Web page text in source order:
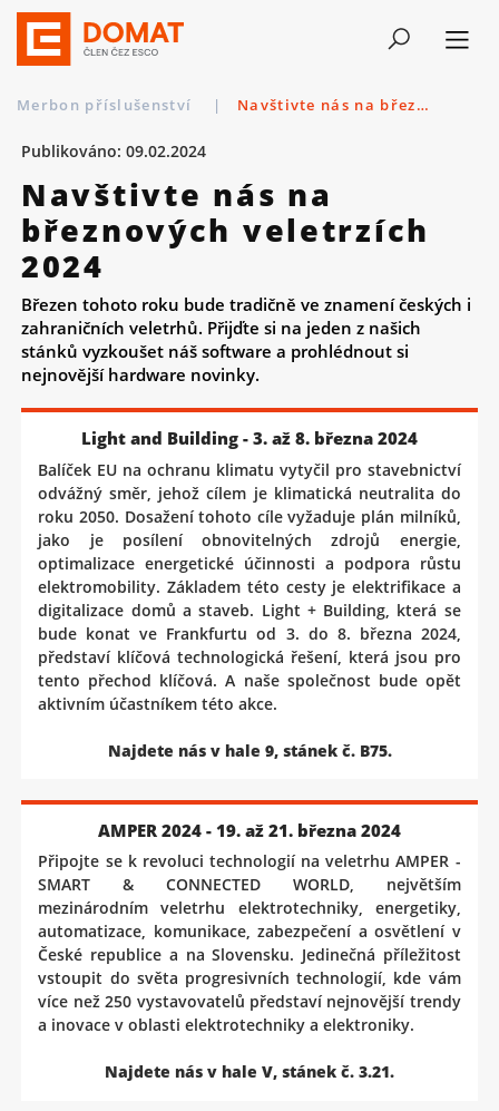
Merbon příslušenství | Navštivte nás na březnových veletrzích 2024
Publikováno: 09.02.2024
Navštivte nás na
březnových veletrzích
2024
Březen tohoto roku bude tradičně ve znamení českých i
zahraničních veletrhů. Přijďte si na jeden z našich
stánků vyzkoušet náš software a prohlédnout si
nejnovější hardware novinky.
Light and Building - 3. až 8. března 2024
Balíček EU na ochranu klimatu vytyčil pro stavebnictví
odvážný směr, jehož cílem je klimatická neutralita do
roku 2050. Dosažení tohoto cíle vyžaduje plán milníků,
jako je posílení obnovitelných zdrojů energie,
optimalizace energetické účinnosti a podpora růstu
elektromobility. Základem této cesty je elektrifikace a
digitalizace domů a staveb. Light + Building, která se
bude konat ve Frankfurtu od 3. do 8. března 2024,
představí klíčová technologická řešení, která jsou pro
tento přechod klíčová. A naše společnost bude opět
aktivním účastníkem této akce.
Najdete nás v hale 9, stánek č. B75.
AMPER 2024 - 19. až 21. března 2024
Připojte se k revoluci technologií na veletrhu AMPER -
SMART & CONNECTED WORLD, největším
mezinárodním veletrhu elektrotechniky, energetiky,
automatizace, komunikace, zabezpečení a osvětlení v
České republice a na Slovensku. Jedinečná příležitost
vstoupit do světa progresivních technologií, kde vám
více než 250 vystavovatelů představí nejnovější trendy
a inovace v oblasti elektrotechniky a elektroniky.
Najdete nás v hale V, stánek č. 3.21.